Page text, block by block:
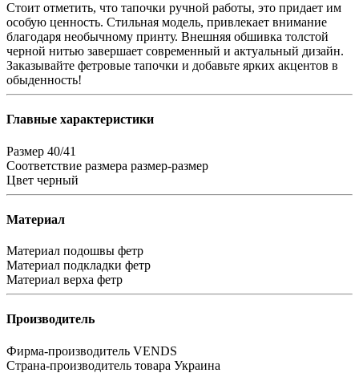
Стоит отметить, что тапочки ручной работы, это придает им
особую ценность. Стильная модель, привлекает внимание
благодаря необычному принту. Внешняя обшивка толстой
черной нитью завершает современный и актуальный дизайн.
Заказывайте фетровые тапочки и добавьте ярких акцентов в
обыденность!
Главные характеристики
Размер 40/41
Соответствие размера размер-размер
Цвет черный
Материал
Материал подошвы фетр
Материал подкладки фетр
Материал верха фетр
Производитель
Фирма-производитель VENDS
Страна-производитель товара Украина